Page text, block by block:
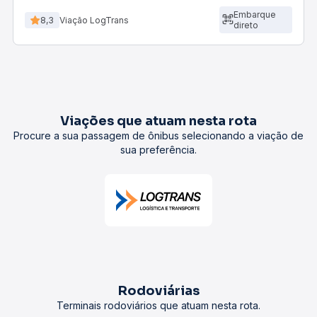
8,3 Viação LogTrans
Embarque
direto
Viações que atuam nesta rota
Procure a sua passagem de ônibus selecionando a viação de
sua preferência.
Rodoviárias
Terminais rodoviários que atuam nesta rota.